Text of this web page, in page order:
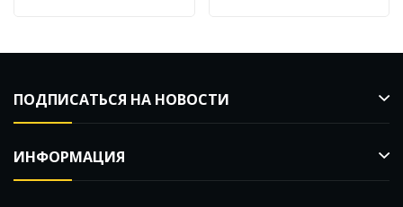
ПОДПИСАТЬСЯ НА НОВОСТИ
ИНФОРМАЦИЯ